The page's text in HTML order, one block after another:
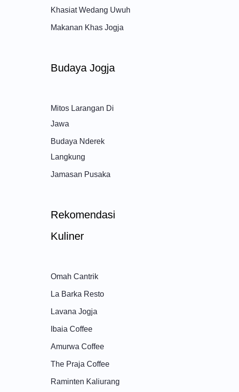
Khasiat Wedang Uwuh
Makanan Khas Jogja
Budaya Jogja
Mitos Larangan Di
Jawa
Budaya Nderek
Langkung
Jamasan Pusaka
Rekomendasi
Kuliner
Omah Cantrik
La Barka Resto
Lavana Jogja
Ibaia Coffee
Amurwa Coffee
The Praja Coffee
Raminten Kaliurang